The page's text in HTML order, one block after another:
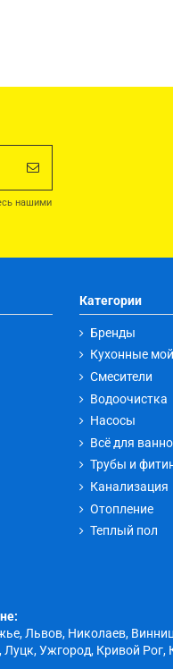
нашими
Категории
Бренды
Кухонные
Смесители
Водоочистка
Насосы
Всё для
Трубы и
Канализация
Отопление
Теплый пол
Львов, Николаев,
Ужгород, Кривой